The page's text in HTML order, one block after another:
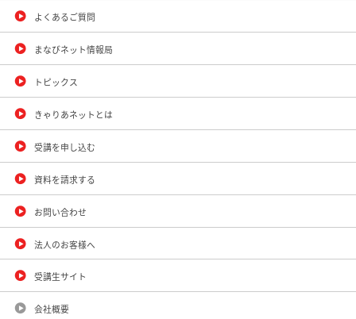
よくあるご質問
まなびネット情報局
トピックス
きゃりあネットとは
受講を申し込む
資料を請求する
お問い合わせ
法人のお客様へ
受講生サイト
会社概要